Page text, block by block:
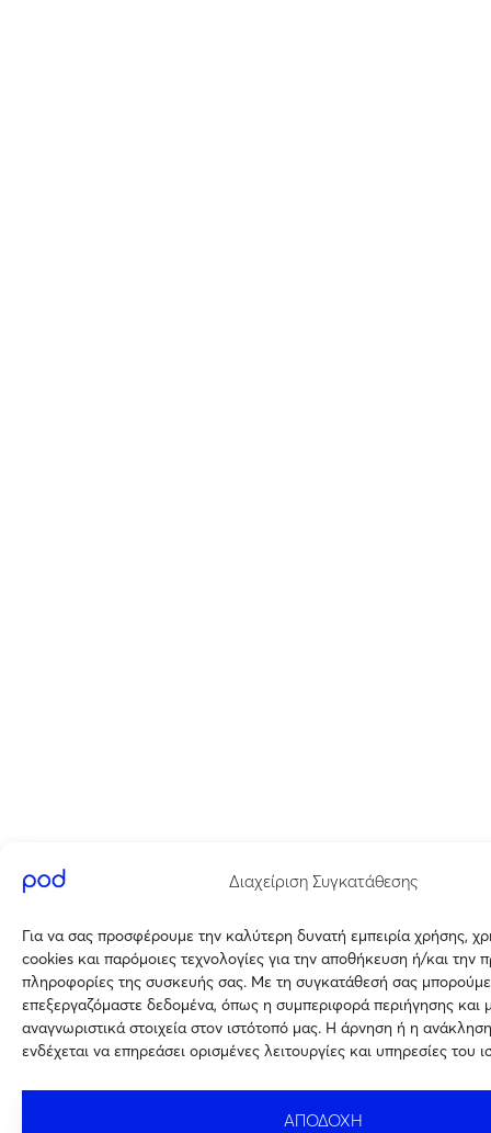
Διαχείριση Συγκατάθεσης
Για να σας προσφέρουμε την καλύτερη δυνατή εμπειρία χρήσης,
cookies και παρόμοιες τεχνολογίες για την αποθήκευση ή/και την
πληροφορίες της συσκευής σας. Με τη συγκατάθεσή σας
επεξεργαζόμαστε δεδομένα, όπως η συμπεριφορά περιήγησης και
αναγνωριστικά στοιχεία στον ιστότοπό μας. Η άρνηση ή η
ενδέχεται να επηρεάσει ορισμένες λειτουργίες και υπηρεσίες του
ΑΠΟΔΟΧΗ